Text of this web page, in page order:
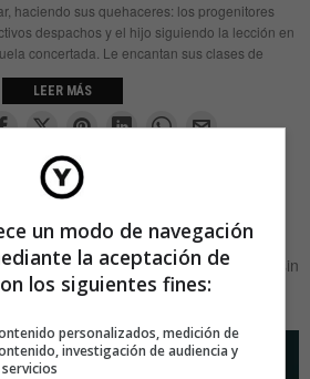
haciendo sus quehaceres: los progenitores
despachos y el hijo siguiendo la lección en
concertada. Le encantan sus clases de
LEER MÁS
Juguetes
multitud de personas se manifiesta sin
un modo de navegación
la aceptación de
los siguientes fines:
personalizados, medición de
investigación de audiencia y